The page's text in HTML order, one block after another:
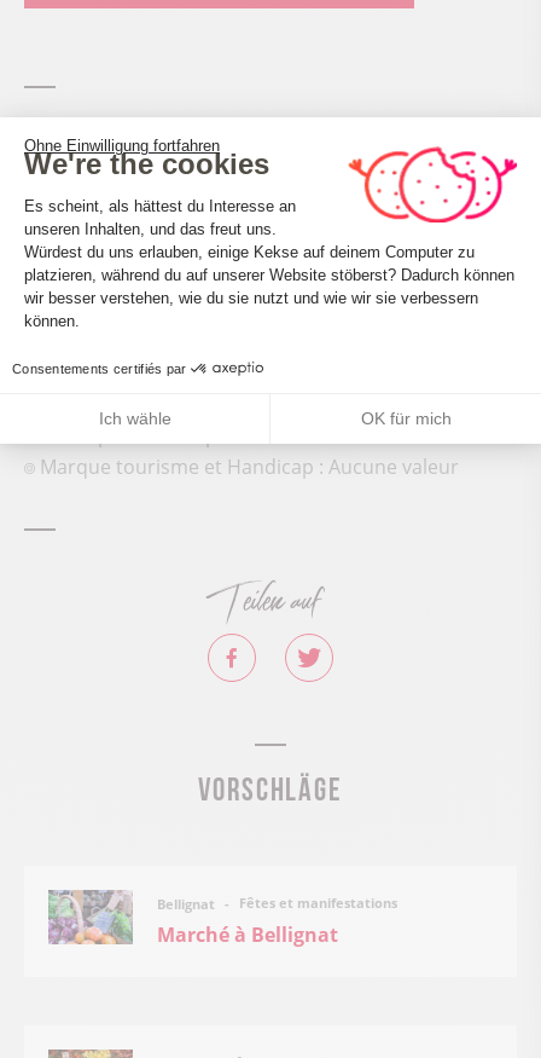
Accueil des personnes en situation de handicap
Tourisme adapté : Aucune valeur
Nombre de pers. pouvant être accueillis en fauteuil
roulant : Aucune valeur
Descriptif handicap moteur : Aucune valeur
Marque tourisme et Handicap : Aucune valeur
Teilen auf
Vorschläge
Bellignat Fêtes et manifestations
Marché à Bellignat
Ohne Einwilligung fortfahren
We're the cookies
Einwilligungsmanagementplattform:
Es scheint, als hättest du Interesse an
unseren Inhalten, und das freut uns.
Würdest du uns erlauben, einige Kekse auf deinem Computer zu
platzieren, während du auf unserer Website stöberst? Dadurch können
wir besser verstehen, wie du sie nutzt und wie wir sie verbessern
können.
Consentements certifiés par
Ich wähle OK für mich
Axeptio consent